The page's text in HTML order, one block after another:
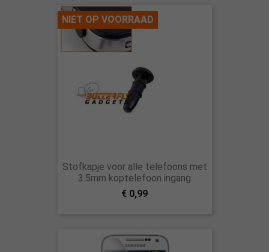
Stofkapje voor alle telefoons met
3.5mm koptelefoon ingang
€ 0,99
NIET OP VOORRAAD